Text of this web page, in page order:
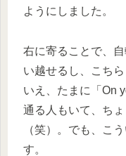
ようにしました。
右に寄ることで、
い越せるし、こち
いえ、たまに「On
通る人もいて、ち
（笑）。でも、こ
す。